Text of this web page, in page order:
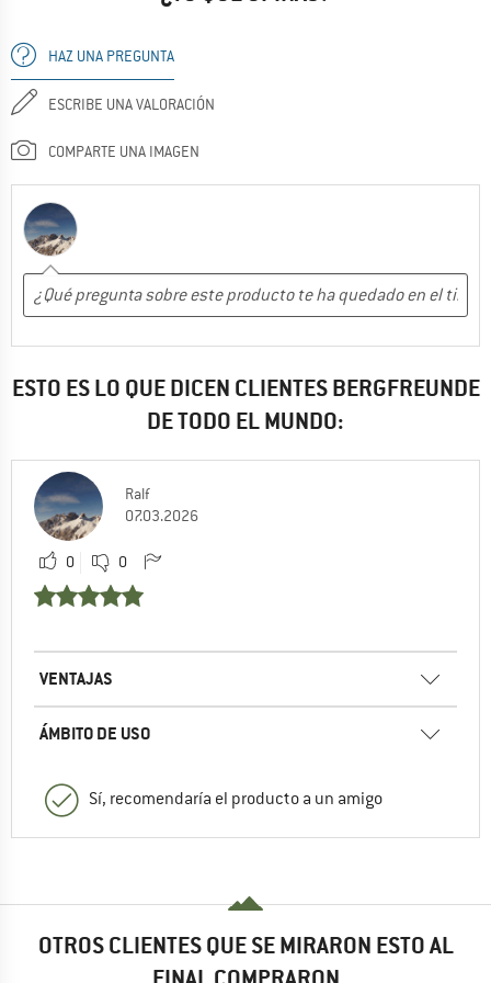
HAZ UNA PREGUNTA
ESCRIBE UNA VALORACIÓN
COMPARTE UNA IMAGEN
ESTO ES LO QUE DICEN CLIENTES BERGFREUNDE
DE TODO EL MUNDO:
Ralf
07.03.2026
0 0
VENTAJAS
ÁMBITO DE USO
Sí, recomendaría el producto a un amigo
OTROS CLIENTES QUE SE MIRARON ESTO AL